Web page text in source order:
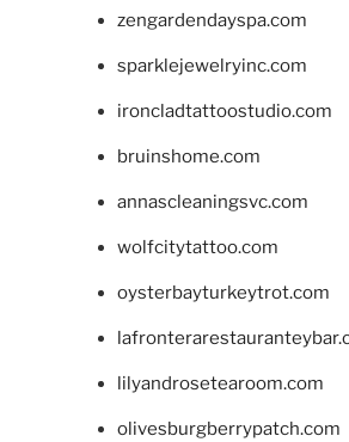
zengardendayspa.com
sparklejewelryinc.com
ironcladtattoostudio.com
bruinshome.com
annascleaningsvc.com
wolfcitytattoo.com
oysterbayturkeytrot.com
lilyandrosetearoom.com
olivesburgberrypatch.com